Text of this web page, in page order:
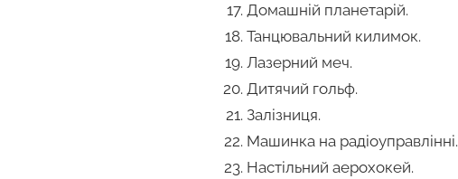
Домашній планетарій.
Танцювальний килимок.
Лазерний меч.
Дитячий гольф.
Залізниця.
Машинка на радіоуправлінні.
Настільний аерохокей.